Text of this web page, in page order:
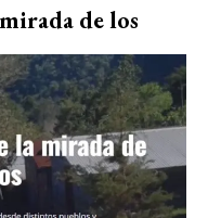
de los